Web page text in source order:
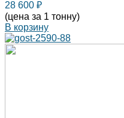
28 600 ₽
(цена за 1 тонну)
В корзину